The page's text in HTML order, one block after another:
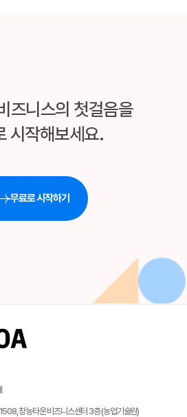
즈니스의 첫걸음을
시작해보세요.
무료로 시작하기
창농타운 비즈니스센터 3층 (농업기술원)